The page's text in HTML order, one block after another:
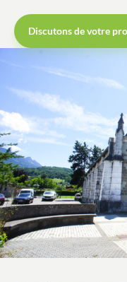
Discutons de votre